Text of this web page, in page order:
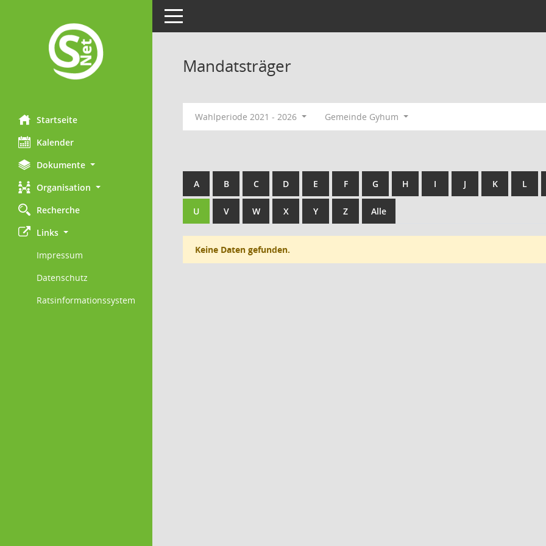
Startseite
Kalender
Dokumente
Organisation
Recherche
Links
Impressum
Datenschutz
Ratsinformationssystem
Toggle navigation
Mandatsträger
Wahlperiode 2021 - 2026 Gemeinde Gyhum
A B C D E F G H I J K L
U V W X Y Z Alle
Keine Daten gefunden.